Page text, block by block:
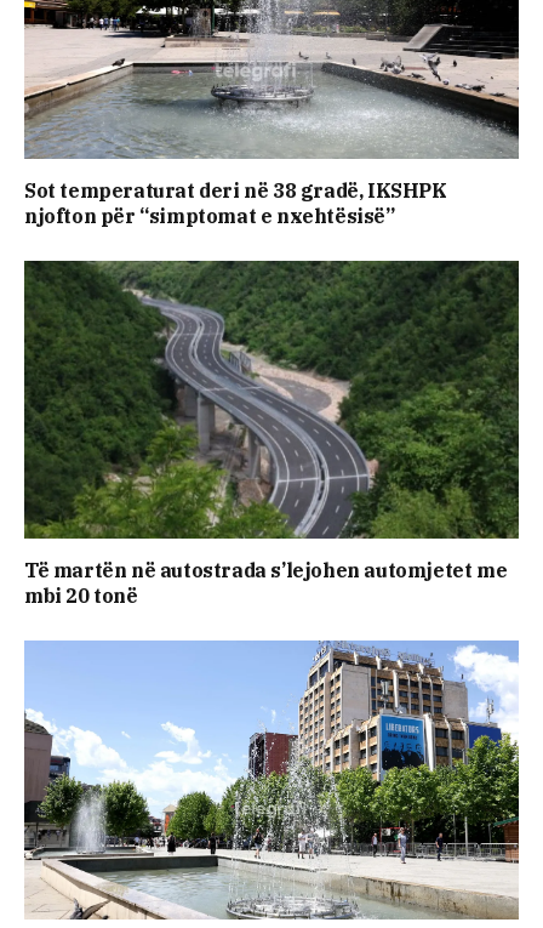
Sot temperaturat deri në 38 gradë, IKSHPK
njofton për “simptomat e nxehtësisë”
​Të martën në autostrada s’lejohen automjetet me
mbi 20 tonë